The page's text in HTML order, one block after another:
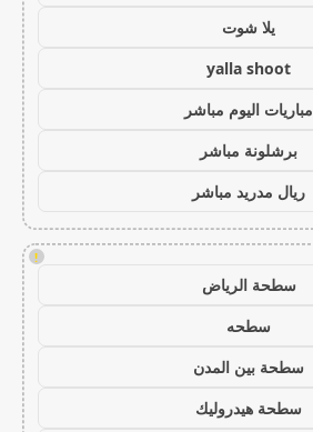
يلا شوت
yalla shoot
مباريات اليوم مباشر
برشلونة مباشر
ريال مدريد مباشر
!
سطحة الرياض
سطحه
سطحة بين المدن
سطحة هيدروليك